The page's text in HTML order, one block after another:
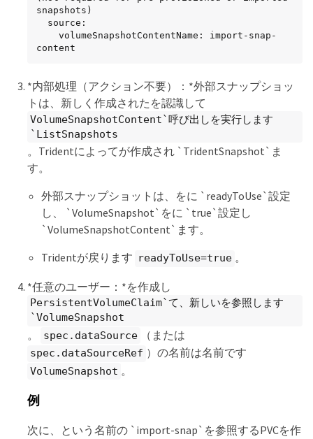
snapshots)
content
*内部処理（アクション不要）：*外部スナップショッ
トは、新しく作成されたを認識して
VolumeSnapshotContent`呼び出しを実行します
`ListSnapshots
。Tridentによってが作成され `TridentSnapshot`ま
す。
外部スナップショットは、をに `readyToUse`設定
し、 `VolumeSnapshot`をに `true`設定し
`VolumeSnapshotContent`ます。
Tridentが戻ります readyToUse=true 。
*任意のユーザー：*を作成し
PersistentVolumeClaim`て、新しいを参照します
`VolumeSnapshot
。 spec.dataSource （または
spec.dataSourceRef ）の名前は名前です
VolumeSnapshot 。
例
次に、という名前の `import-snap`を参照するPVCを作